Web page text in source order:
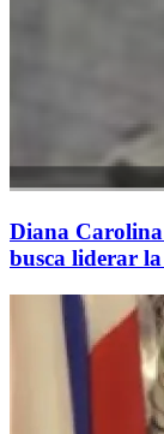
Diana
busca liderar